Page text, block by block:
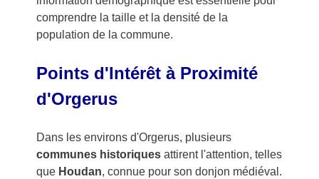
comprendre la taille et la densité de la
population de la commune.
Points d'Intérêt à Proximité
d'Orgerus
Dans les environs d'Orgerus, plusieurs
communes historiquesattirent l'attention, telles
que Houdan, connue pour son donjon médiéval.